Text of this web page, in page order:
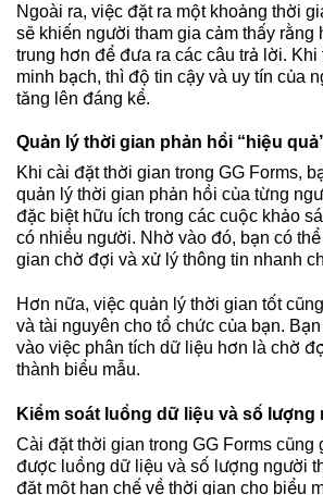
Ngoài ra, việc đặt ra một khoảng thời
sẽ khiến người tham gia cảm thấy rằng
trung hơn để đưa ra các câu trả lời. Khi
minh bạch, thì độ tin cậy và uy tín của
tăng lên đáng kể.
Quản lý thời gian phản hồi “hiệu
Khi cài đặt thời gian trong GG Forms,
quản lý thời gian phản hồi của từng
đặc biệt hữu ích trong các cuộc khảo
có nhiều người. Nhờ vào đó, bạn có
gian chờ đợi và xử lý thông tin nhanh
Hơn nữa, việc quản lý thời gian tốt
và tài nguyên cho tổ chức của bạn.
vào việc phân tích dữ liệu hơn là chờ
thành biểu mẫu.
Kiểm soát luồng dữ liệu và số lượng
Cài đặt thời gian trong GG Forms cũng
được luồng dữ liệu và số lượng người
đặt một hạn chế về thời gian cho biểu